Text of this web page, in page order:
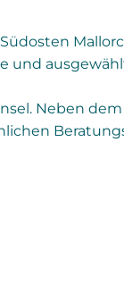
und
Neben